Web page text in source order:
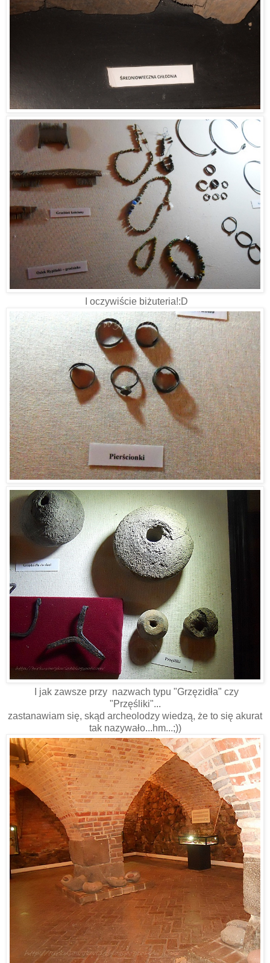
I oczywiście biżuteria!:D
I jak zawsze przy nazwach typu "Grzęzidła" czy
"Przęśliki"...
zastanawiam się, skąd archeolodzy wiedzą, że to się akurat
tak nazywało...hm...;))